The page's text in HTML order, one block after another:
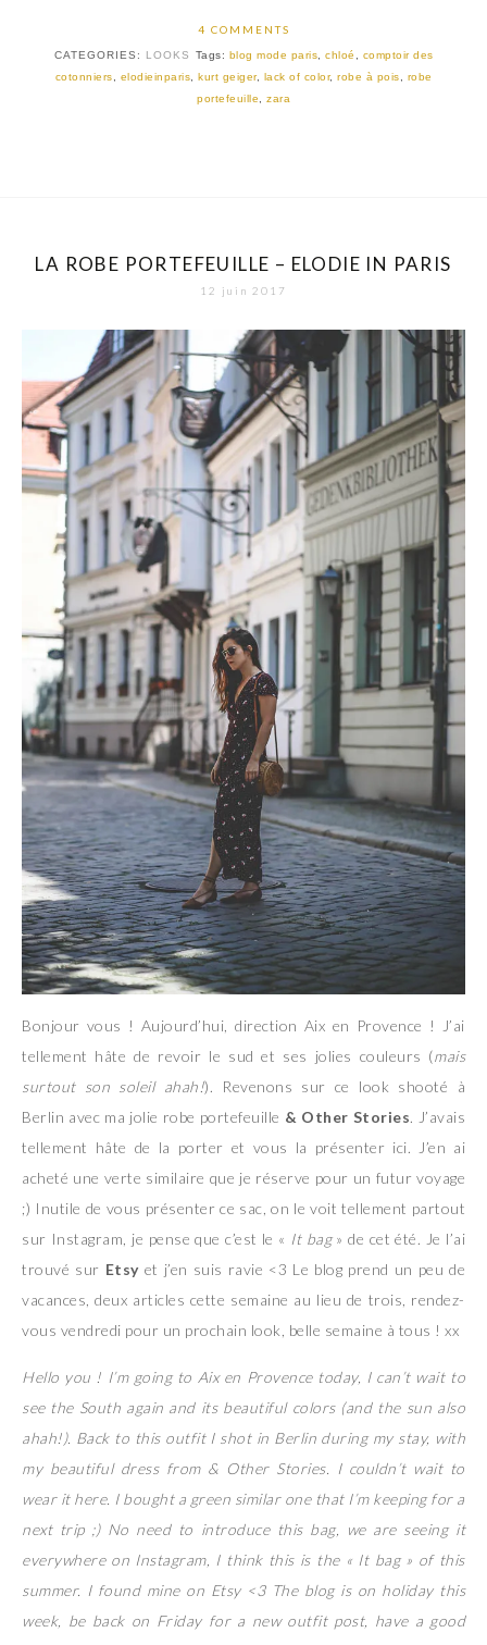
4 COMMENTS
CATEGORIES: LOOKS Tags: blog mode paris chloé
comptoir des
cotonniers
elodieinparis kurt geiger, lack of color, robe à pois
robe
portefeuille
zara
LA ROBE PORTEFEUILLE – ELODIE IN PARIS
12 juin 2017
Bonjour vous ! Aujourd’hui, direction Aix en Provence ! J’ai
tellement hâte de revoir le sud et ses jolies couleurs (mais
surtout son soleil ahah!). Revenons sur ce look shooté à
Berlin avec ma jolie robe portefeuille & Other Stories. J’avais
tellement hâte de la porter et vous la présenter ici. J’en ai
acheté une verte similaire que je réserve pour un futur voyage
;) Inutile de vous présenter ce sac, on le voit tellement partout
sur Instagram, je pense que c’est le « It bag» de cet été. Je l’ai
trouvé sur Etsyet j’en suis ravie <3 Le blog prend un peu de
vacances, deux articles cette semaine au lieu de trois, rendez-
vous vendredi pour un prochain look, belle semaine à tous ! xx
Hello you ! I’m going to Aix en Provence today, I can’t wait to
see the South again and its beautiful colors (and the sun also
ahah!). Back to this outfit I shot in Berlin during my stay, with
my beautiful dress from & Other Stories. I couldn’t wait to
wear it here. I bought a green similar one that I’m keeping for a
next trip ;) No need to introduce this bag, we are seeing it
everywhere on Instagram, I think this is the « It bag » of this
summer. I found mine on Etsy <3 The blog is on holiday this
week, be back on Friday for a new outfit post, have a good